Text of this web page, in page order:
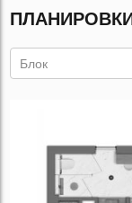
ПЛАНИРОВКИ
Блок